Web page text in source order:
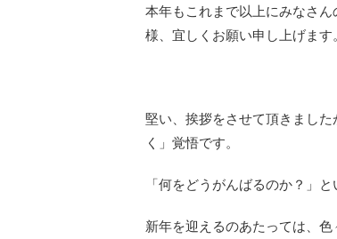
本年もこれまで以上にみなさ
様、宜しくお願い申し上げます。
堅い、挨拶をさせて頂きまし
く」覚悟です。
「何をどうがんばるのか？」
新年を迎えるのあたっては、